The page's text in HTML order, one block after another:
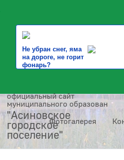
Не убран снег, яма
на дороге, не горит
фонарь?
официальный сайт
муниципального образования
"Асиновское
городское
поселение"
Фотогалерея